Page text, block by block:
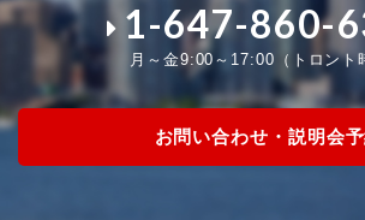
1-647-860-
月～金9:00～17:00（トロント
お問い合わせ・説明会